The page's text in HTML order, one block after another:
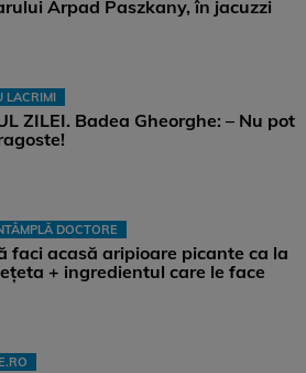
Arpad Paszkany, în jacuzzi
LACRIMI
ZILEI. Badea Gheorghe: – Nu pot
DOCTORE
faci acasă aripioare picante ca la
+ ingredientul care le face